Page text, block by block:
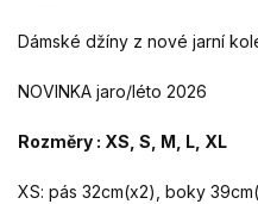
Dámské džíny z nové jarní
NOVINKA jaro/léto 2026
Rozměry : XS, S, M, L, XL
XS: pás 32cm(x2), boky